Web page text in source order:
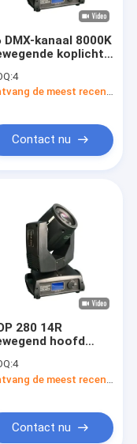
DMX-kanaal 8000K
koplicht
Pan / Tilt
4
Ontvang de meest recente Prijs
Contact nu
280 14R
hoofd
0 -
lineair
4
Contact nu